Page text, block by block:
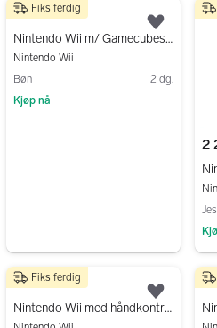
999 kr
Nintendo Wii m/ Gamecubestøtte | Konsollpakke
Nintendo Wii
Bøn
2 dg.
Kjøp nå
Fiks ferdig
Legg
2
850 kr
Nintendo Wii med håndkontroll kabler og diverse utstyr
Fiks ferdig
Legg
1